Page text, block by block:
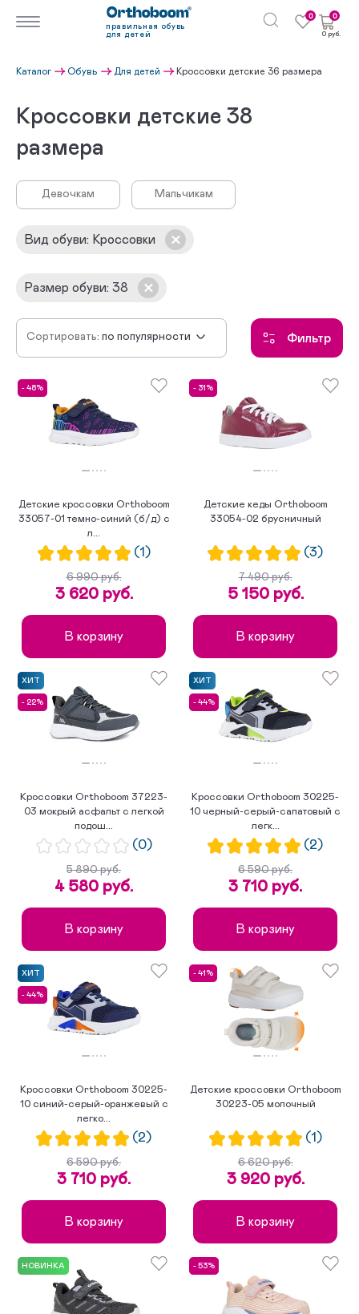
правильная обувь
для детей
0 0
0 руб.
Каталог Обувь Для детей Кроссовки детские 36 размера
Кроссовки детские 38
размера
Девочкам Мальчикам
Вид обуви: Кроссовки
Размер обуви: 38
Сортировать:
по убыванию цены
по возрастанию цены
по популярности Фильтр
- 48%
Детские кроссовки Orthoboom
33057-01 темно-синий (б/д) с
л...
(1)
6 990 руб.
3 620 руб.
В корзину
- 31%
Детские кеды Orthoboom
33054-02 брусничный
(3)
7 490 руб.
5 150 руб.
В корзину
ХИТ
- 22%
Кроссовки Orthoboom 37223-
03 мокрый асфальт с легкой
подош...
(0)
5 890 руб.
4 580 руб.
В корзину
ХИТ
- 44%
Кроссовки Orthoboom 30225-
10 черный-серый-салатовый с
легк...
(2)
6 590 руб.
3 710 руб.
В корзину
ХИТ
- 44%
Кроссовки Orthoboom 30225-
10 синий-серый-оранжевый с
легко...
(2)
6 590 руб.
3 710 руб.
В корзину
- 41%
Детские кроссовки Orthoboom
30223-05 молочный
(1)
6 620 руб.
3 920 руб.
В корзину
НОВИНКА - 53%